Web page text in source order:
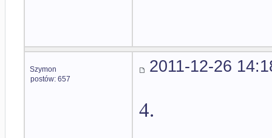
Szymon
postów: 657
2011-12-26
4.